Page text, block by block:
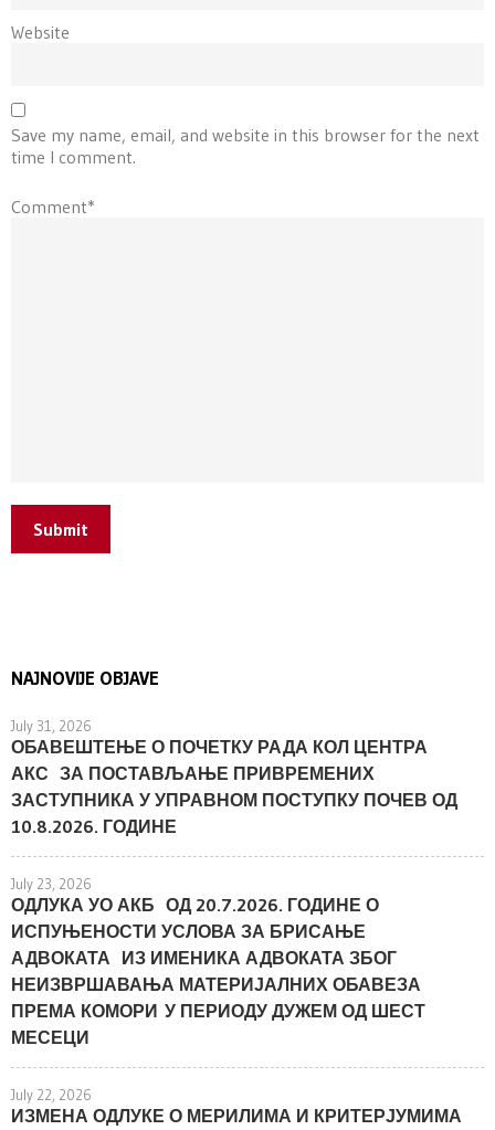
Website
Save my name, email, and website in this browser for the next
time I comment.
Comment*
Submit
NAJNOVIJE OBJAVE
July 31, 2026
ОБАВЕШТЕЊЕ О ПОЧЕТКУ РАДА КОЛ ЦЕНТРА
АКС ЗА ПОСТАВЉАЊЕ ПРИВРЕМЕНИХ
ЗАСТУПНИКА У УПРАВНОМ ПОСТУПКУ ПОЧЕВ ОД
10.8.2026. ГОДИНЕ
July 23, 2026
ОДЛУКА УО АКБ ОД 20.7.2026. ГОДИНЕ О
ИСПУЊЕНОСТИ УСЛОВА ЗА БРИСАЊЕ
АДВОКАТА ИЗ ИМЕНИКА АДВОКАТА ЗБОГ
НЕИЗВРШАВАЊА МАТЕРИЈАЛНИХ ОБАВЕЗА
ПРЕМА КОМОРИ У ПЕРИОДУ ДУЖЕМ ОД ШЕСТ
МЕСЕЦИ
July 22, 2026
ИЗМЕНА ОДЛУКЕ О МЕРИЛИМА И КРИТЕРЈУМИМА